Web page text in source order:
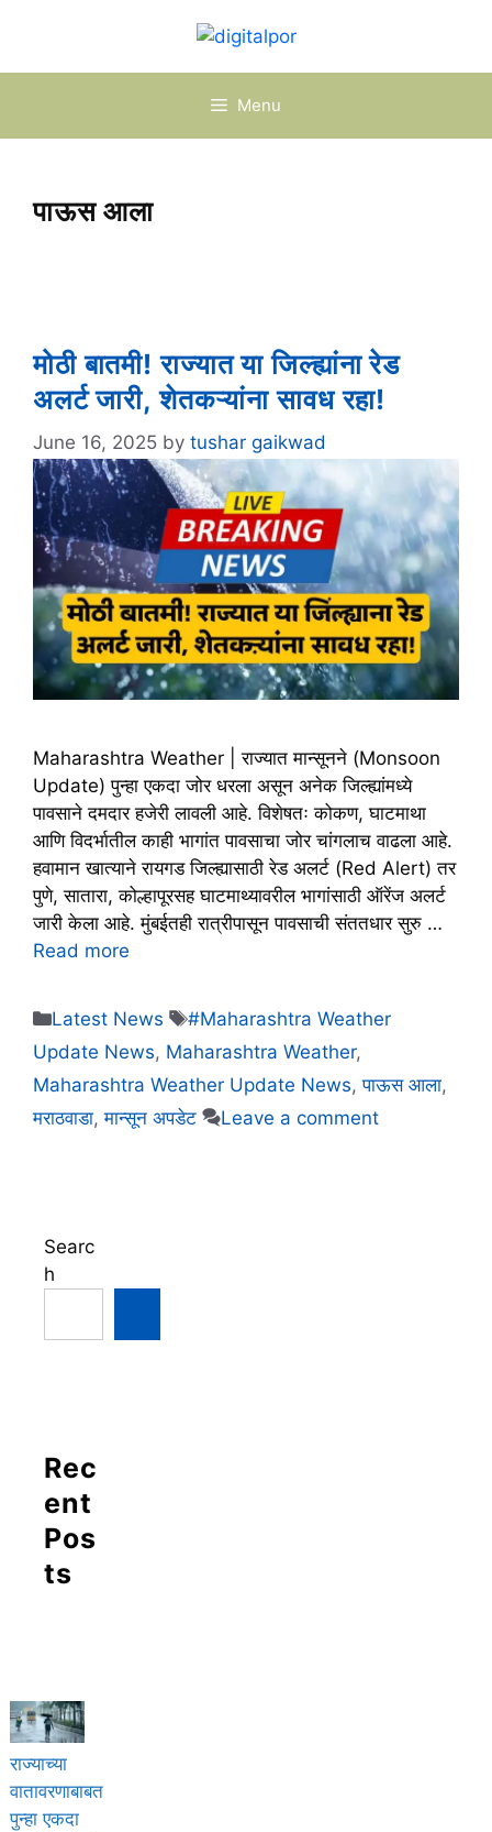
content
Menu
पाऊस आला
मोठी बातमी! राज्यात या जिल्ह्यांना रेड
अलर्ट जारी, शेतकऱ्यांना सावध रहा!
June 16, 2025 by tushar gaikwad
Maharashtra Weather | राज्यात मान्सूनने (Monsoon
Update) पुन्हा एकदा जोर धरला असून अनेक जिल्ह्यांमध्ये
पावसाने दमदार हजेरी लावली आहे. विशेषतः कोकण, घाटमाथा
आणि विदर्भातील काही भागांत पावसाचा जोर चांगलाच वाढला आहे.
हवामान खात्याने रायगड जिल्ह्यासाठी रेड अलर्ट (Red Alert) तर
पुणे, सातारा, कोल्हापूरसह घाटमाथ्यावरील भागांसाठी ऑरेंज अलर्ट
जारी केला आहे. मुंबईतही रात्रीपासून पावसाची संततधार सुरु …
Read more
Categories
Latest News Tags
#Maharashtra Weather
Update News, Maharashtra Weather,
Maharashtra Weather Update News,पाऊस आला,
मराठवाडा,मान्सून अपडेट Leave a comment
Searc
h
Rec
ent
Pos
ts
राज्याच्या
वातावरणाबाबत
पुन्हा एकदा